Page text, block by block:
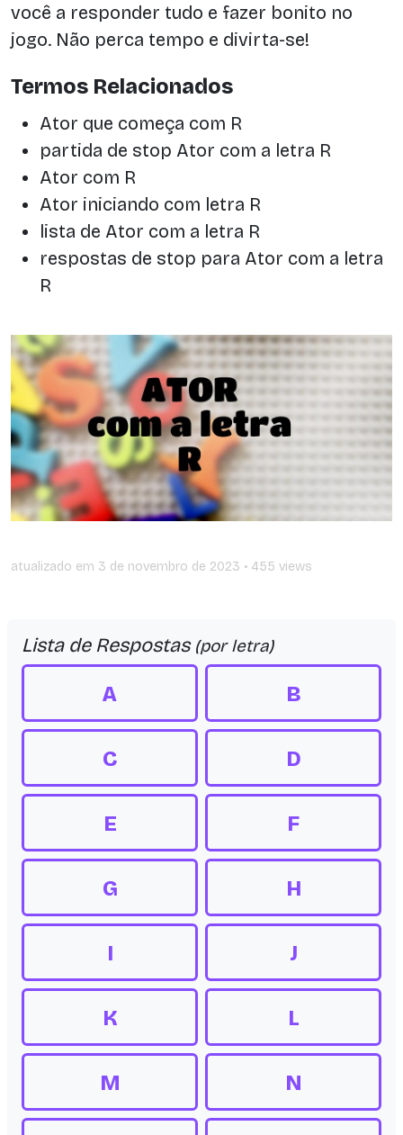
você a responder tudo e fazer bonito no
jogo. Não perca tempo e divirta-se!
Termos Relacionados
Ator que começa com R
partida de stop Ator com a letra R
Ator com R
Ator iniciando com letra R
lista de Ator com a letra R
respostas de stop para Ator com a letra
R
atualizado em 3 de novembro de 2023 • 455 views
Lista de Respostas (por letra)
A B
C D
E F
G H
I J
K L
M N